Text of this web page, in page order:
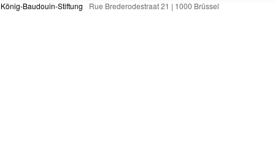
König-Baudouin-Stiftung Rue Brederodestraat 21 | 1000 Brüssel